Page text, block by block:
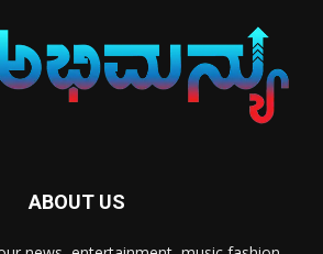
ABOUT US